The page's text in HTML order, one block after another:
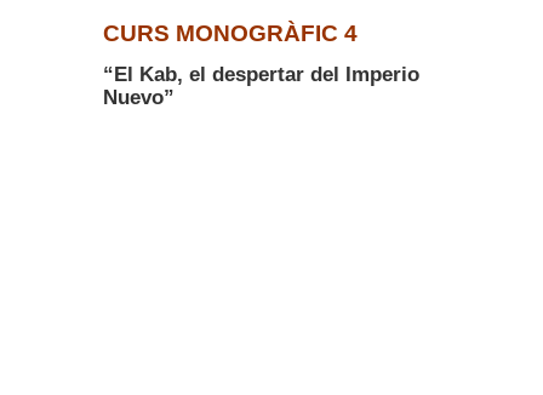
CURS MONOGRÀFIC 4
“El Kab, el despertar del Imperio
Nuevo”